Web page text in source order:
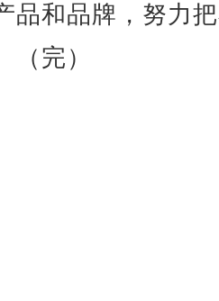
品和品牌，努力
（完）